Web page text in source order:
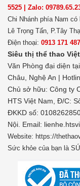
5525 | Zalo:
Chi Nhánh phía Nam
Lê Trọng Tấn, P.Tây
Điện thoại: 0913 171
Siêu thị thể thao Việt
Văn Phòng đại diện
Châu, Nghệ An |
Chủ sở hữu: Công ty
HTS Việt Nam, Đ/C:
ĐKKD số:
Nội. Email:
Website: https://
Sức khỏe của bạn là